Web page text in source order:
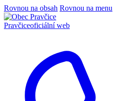
Rovnou na obsah Rovnou na menu
Pravčiceoficiální web